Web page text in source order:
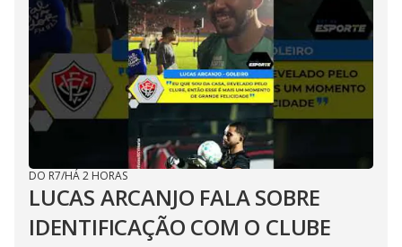
DO R7/HÁ 2 HORAS
LUCAS ARCANJO FALA SOBRE
IDENTIFICAÇÃO COM O CLUBE